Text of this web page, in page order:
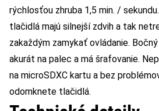
rýchlosťou zhruba 1,5 min. /
tlačidlá majú silnejší zdvih a tak
zakaždým zamykať ovládanie.
akurát na palec a má šrafovanie.
na microSDXC kartu a bez
odomknete tlačidlá.